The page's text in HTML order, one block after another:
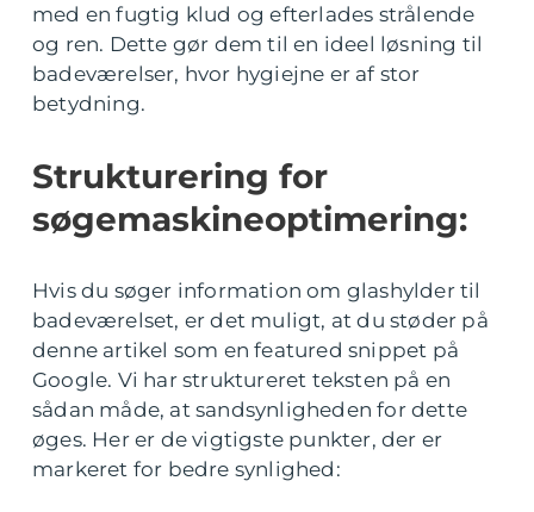
med en fugtig klud og efterlades strålende
og ren. Dette gør dem til en ideel løsning til
badeværelser, hvor hygiejne er af stor
betydning.
Strukturering for
søgemaskineoptimering:
Hvis du søger information om glashylder til
badeværelset, er det muligt, at du støder på
denne artikel som en featured snippet på
Google. Vi har struktureret teksten på en
sådan måde, at sandsynligheden for dette
øges. Her er de vigtigste punkter, der er
markeret for bedre synlighed: